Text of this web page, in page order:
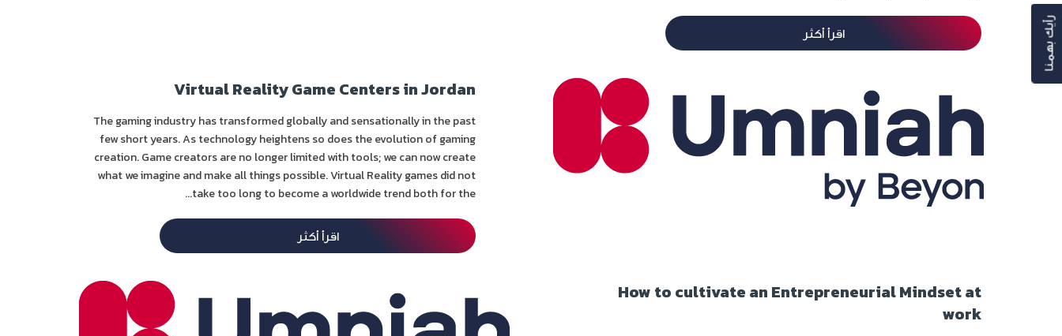
اقرأ أكثر
Virtual Reality Game Centers in Jordan
The gaming industry has transformed globally and sensationally in the past
few short years. As technology heightens so does the evolution of gaming
creation. Game creators are no longer limited with tools; we can now create
what we imagine and make all things possible. Virtual Reality games did not
take too long to become a worldwide trend both for the...
اقرأ أكثر
How to cultivate an Entrepreneurial Mindset at
work
رأيك بهمنا